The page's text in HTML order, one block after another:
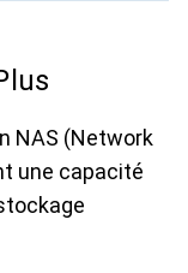
NAS (Network
une capacité